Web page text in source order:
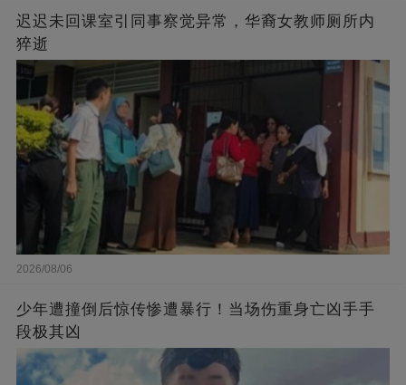
迟迟未回课室引同事察觉异常，华裔女教师厕所内
猝逝
2026/08/06
少年遭撞倒后惊传惨遭暴行！当场伤重身亡凶手手
段极其凶